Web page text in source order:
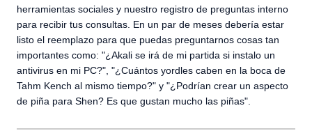
herramientas sociales y nuestro registro de preguntas interno
para recibir tus consultas. En un par de meses debería estar
listo el reemplazo para que puedas preguntarnos cosas tan
importantes como: "¿Akali se irá de mi partida si instalo un
antivirus en mi PC?", "¿Cuántos yordles caben en la boca de
Tahm Kench al mismo tiempo?" y "¿Podrían crear un aspecto
de piña para Shen? Es que gustan mucho las piñas".